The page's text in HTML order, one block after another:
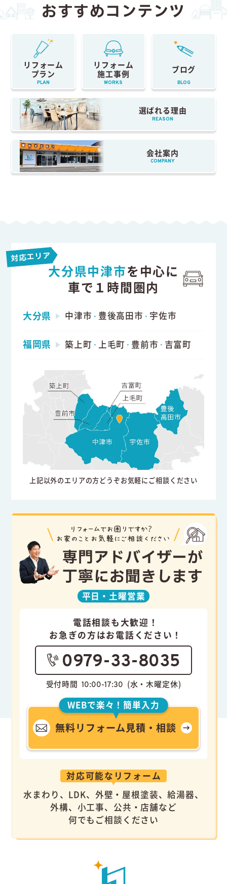
おすすめコンテンツ
リフォーム
プラン
PLAN
リフォーム
施工事例
WORKS
ブログ
BLOG
選ばれる理由
REASON
会社案内
COMPANY
対応エリア
大分県中津市を中心に
車で１時間圏内
大分県 中津市 ・ 豊後高田市 ・ 宇佐市
福岡県 築上町 ・ 上毛町 ・ 豊前市 ・ 吉富町
上記以外のエリアの方どうぞお気軽にご相談ください
専門アドバイザーが
丁寧にお聞きします
平日・ 土曜営業
電話相談も大歓迎！
お急ぎの方はお電話ください！
0979-33-8035
受付時間 10:00-17:30 (水・木曜定休)
WEBで楽々！簡単入力
無料リフォーム見積・相談
対応可能なリフォーム
水まわり、LDK、外壁・屋根塗装、給湯器、
外構、小工事、公共・店舗など
何でもご相談ください